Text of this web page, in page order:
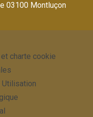
03100 Montluçon
charte cookie
Utilisation